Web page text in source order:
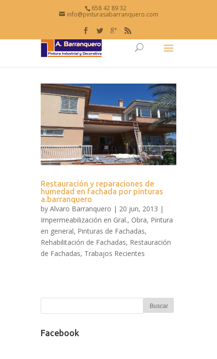
658 42 89 32
info@pinturasabarranquero.com
Restauración y reparaciones de
humedad en fachada por pinturas
a.barranquero
by Alvaro Barranquero | 20 jun, 2013 |
Impermeabilización en Gral., Obra, Pintura
en general, Pinturas de Fachadas,
Rehabilitación de Fachadas, Restauración
de Fachadas, Trabajos Recientes
Facebook